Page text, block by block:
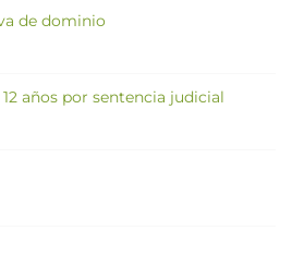
de dominio
años por sentencia judicial